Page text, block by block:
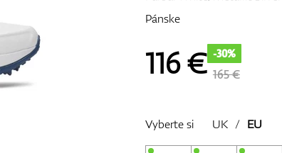
Pánske
116€ -30%
165 €
Vyberte si UK / EU